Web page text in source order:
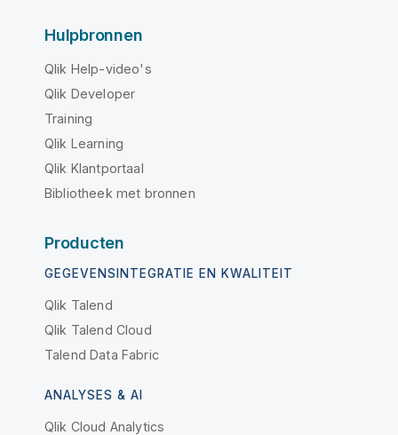
Hulpbronnen
Qlik Help-video's
Qlik Developer
Training
Qlik Learning
Qlik Klantportaal
Bibliotheek met bronnen
Producten
GEGEVENSINTEGRATIE EN KWALITEIT
Qlik Talend
Qlik Talend Cloud
Talend Data Fabric
ANALYSES & AI
Qlik Cloud Analytics